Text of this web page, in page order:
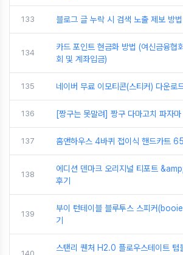
133 블로그 글 누락 시 검색 노출 제보 방법
134
카드 포인트 현금화 방법 (여신금융협
회 및 계좌입금)
135 네이버 무료 이모티콘(스티커) 다운로
136 [짱구는 못말려] 짱구 다마고치 파자
137 홈앤하우스 4바퀴 접이식 핸드카트
138
에디션 덴마크 오리지널 티포트
후기
139
부이 턴테이블 블루투스 스피커
기
스탠리 퀜처 H2.0 플로우스테이트